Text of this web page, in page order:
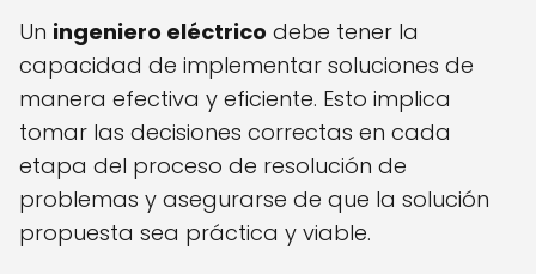
Un ingeniero eléctrico debe tener la
capacidad de implementar soluciones de
manera efectiva y eficiente. Esto implica
tomar las decisiones correctas en cada
etapa del proceso de resolución de
problemas y asegurarse de que la solución
propuesta sea práctica y viable.